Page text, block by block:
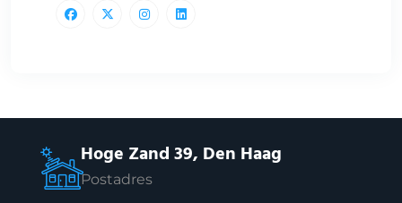
Hoge Zand 39, Den Haag
Postadres